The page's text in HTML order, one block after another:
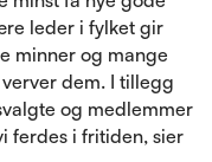
leder i fylket gir
minner og mange
dem. I tillegg
og medlemmer
ferdes i fritiden, sier